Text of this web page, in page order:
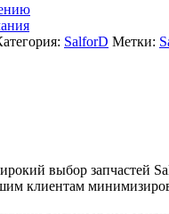
SalforD Метки:
выбор запчастей
клиентам